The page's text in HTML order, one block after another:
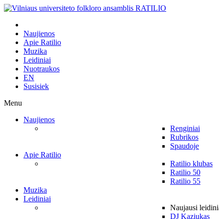
Naujienos
Apie Ratilio
Muzika
Leidiniai
Nuotraukos
EN
Susisiek
Menu
Naujienos
Renginiai
Rubrikos
Spaudoje
Apie Ratilio
Ratilio klubas
Ratilio 50
Ratilio 55
Muzika
Leidiniai
Naujausi
DJ Kaziukas